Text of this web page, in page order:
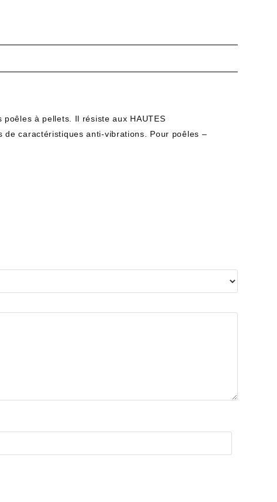
à pellets. Il résiste aux HAUTES
de caractéristiques anti-vibrations. Pour poêles –